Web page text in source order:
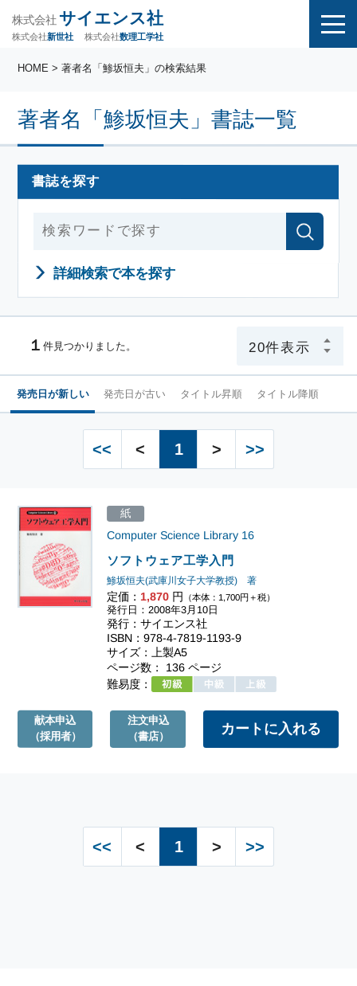
株式会社 サイエンス社
株式会社新世社 株式会社数理工学社
著者名「鯵坂恒夫」書誌一覧
HOME > 著者名「鯵坂恒夫」の検索結果
書誌を探す
詳細検索で本を探す
１ 件見つかりました。
発売日が新しい 発売日が古い タイトル昇順 タイトル降順
<< < 1 > >>
ソフトウェア工学入門
Computer Science Library 16
鯵坂恒夫(武庫川女子大学教授) 著
定価： 1,870 円 （本体：1,700円＋税）
紙
発行日：2008年3月10日
発行：サイエンス社
ISBN：978-4-7819-1193-9
サイズ：上製A5
ページ数： 136 ページ
難易度：
献本申込
（採用者）
注文申込
（書店）
<< < 1 > >>